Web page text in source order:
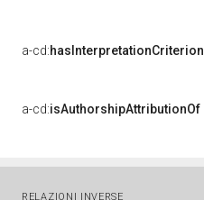
a-cd:hasInterpretationCriterion
a-cd:isAuthorshipAttributionOf
RELAZIONI INVERSE